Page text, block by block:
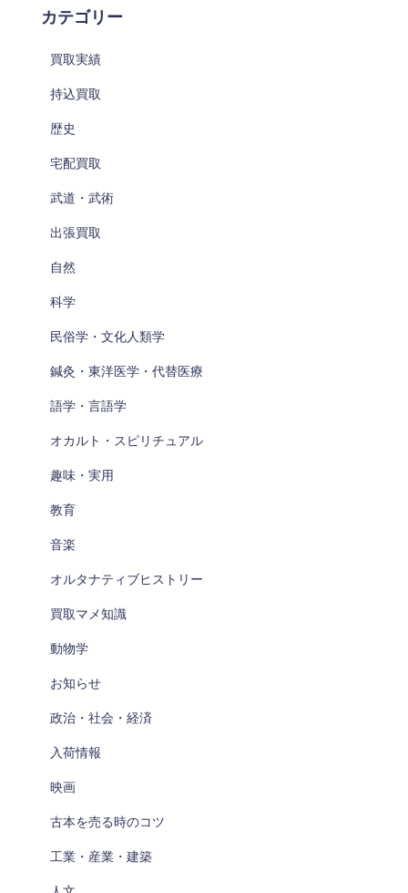
カテゴリー
買取実績
持込買取
歴史
宅配買取
武道・武術
出張買取
自然
科学
民俗学・文化人類学
鍼灸・東洋医学・代替医療
語学・言語学
オカルト・スピリチュアル
趣味・実用
教育
音楽
オルタナティブヒストリー
買取マメ知識
動物学
お知らせ
政治・社会・経済
入荷情報
映画
古本を売る時のコツ
工業・産業・建築